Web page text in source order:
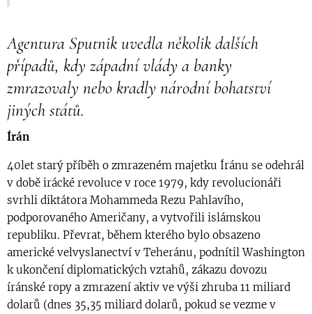
Agentura Sputnik uvedla několik dalších
případů, kdy západní vlády a banky
zmrazovaly nebo kradly národní bohatství
jiných států.
Írán
40let starý příběh o zmrazeném majetku Íránu se odehrál
v době irácké revoluce v roce 1979, kdy revolucionáři
svrhli diktátora Mohammeda Rezu Pahlavího,
podporovaného Američany, a vytvořili islámskou
republiku. Převrat, během kterého bylo obsazeno
americké velvyslanectví v Teheránu, podnítil Washington
k ukončení diplomatických vztahů, zákazu dovozu
íránské ropy a zmrazení aktiv ve výši zhruba 11 miliard
dolarů (dnes 35,35 miliard dolarů, pokud se vezme v